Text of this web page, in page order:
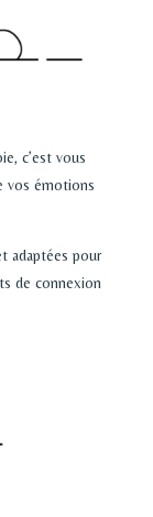
c’est vous
vos émotions
adaptées pour
de connexion